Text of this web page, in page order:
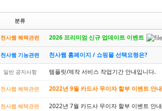
분류
천사웹 혜택관련 2026 프리미엄 신규 업데이트 이벤트
천사웹 기능관련 천사웹 홈페이지 / 쇼핑몰 선택요령은?
일반 공지사항 템플릿/제작 서비스 작업기간 안내입니다.
천사웹 혜택관련 2022년 9월 카드사 무이자 할부 이벤트 안내
천사웹 혜택관련 2022년 7월 카드사 무이자 할부 이벤트 안내